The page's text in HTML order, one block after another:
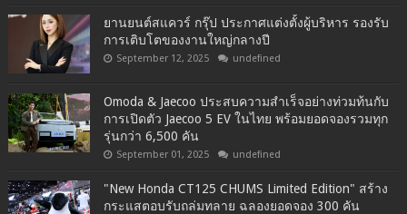
ยานยนต์สแควร์ กรุ๊ป ประกาศแต่งตั้งผู้บริหาร รองรับ
การเติบโตของงานใหญ่กลางปี
September 12, 2025 undefined
Omoda & Jaecoo ประสบความสำเร็จอย่างท่วมท้นกับ
การเปิดตัว Jaecoo 5 EV ในไทย พร้อมยอดจองรวมทุก
รุ่นกว่า 6,500 คัน
September 01, 2025 undefined
"New Honda CT125 CHUMS Limited Edition" สร้าง
กระแสตอบรับถล่มทลาย ฉลองยอดจอง 300 คัน